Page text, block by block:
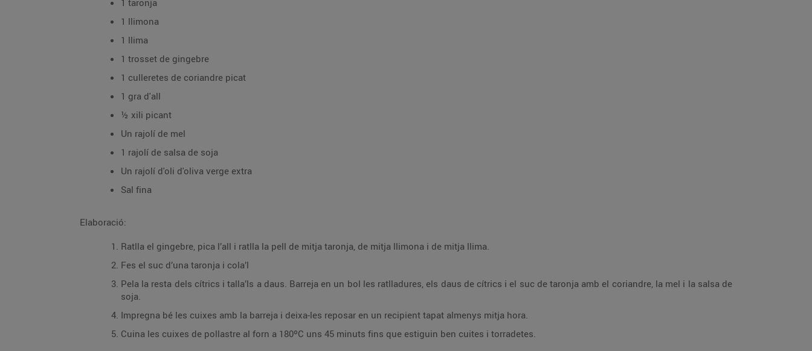
1 taronja
1 llimona
1 llima
1 trosset de gingebre
1 culleretes de coriandre picat
1 gra d'all
½ xili picant
Un rajolí de mel
1 rajolí de salsa de soja
Un rajolí d'oli d'oliva verge extra
Sal fina
Elaboració:
Ratlla el gingebre, pica l’all i ratlla la pell de mitja taronja, de mitja llimona i de mitja llima.
Fes el suc d’una taronja i cola’l
Pela la resta dels cítrics i talla’ls a daus. Barreja en un bol les ratlladures, els daus de cítrics i el suc de taronja amb el coriandre, la mel i la salsa de
soja.
Impregna bé les cuixes amb la barreja i deixa-les reposar en un recipient tapat almenys mitja hora.
Cuina les cuixes de pollastre al forn a 180ºC uns 45 minuts fins que estiguin ben cuites i torradetes.